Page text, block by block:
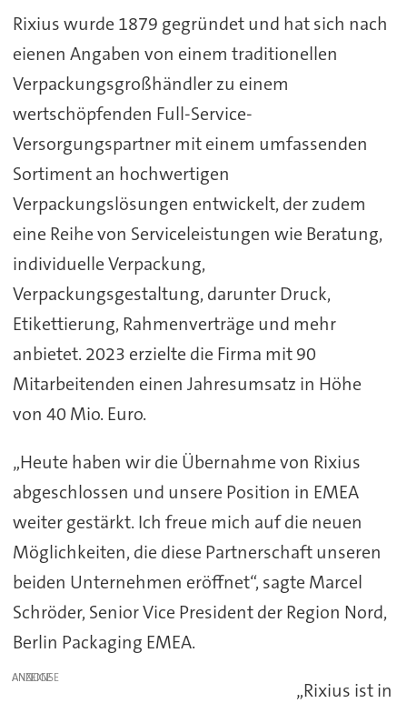
Rixius wurde 1879 gegründet und hat sich nach
eienen Angaben von einem traditionellen
Verpackungsgroßhändler zu einem
wertschöpfenden Full-Service-
Versorgungspartner mit einem umfassenden
Sortiment an hochwertigen
Verpackungslösungen entwickelt, der zudem
eine Reihe von Serviceleistungen wie Beratung,
individuelle Verpackung,
Verpackungsgestaltung, darunter Druck,
Etikettierung, Rahmenverträge und mehr
anbietet. 2023 erzielte die Firma mit 90
Mitarbeitenden einen Jahresumsatz in Höhe
von 40 Mio. Euro.
„Heute haben wir die Übernahme von Rixius
abgeschlossen und unsere Position in EMEA
weiter gestärkt. Ich freue mich auf die neuen
Möglichkeiten, die diese Partnerschaft unseren
beiden Unternehmen eröffnet“, sagte Marcel
Schröder, Senior Vice President der Region Nord,
Berlin Packaging EMEA.
ANZEIGE
„Rixius ist in